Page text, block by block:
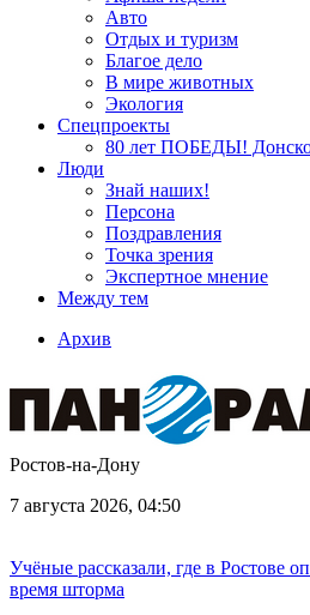
Авто
Отдых и туризм
Благое дело
В мире животных
Экология
Спецпроекты
80 лет ПОБЕДЫ!
Люди
Знай наших!
Персона
Поздравления
Точка зрения
Экспертное мнение
Между тем
Архив
Ростов-на-Дону
7 августа 2026, 04:50
Учёные рассказали, где в Ростове
время шторма